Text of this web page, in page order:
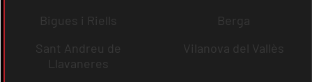
Bigues i Riells
Berga
Sant Andreu de
Llavaneres
Vilanova del Vallès